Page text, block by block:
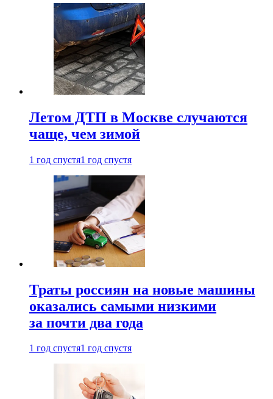
Летом ДТП в Москве случаются
чаще, чем зимой
1 год спустя1 год спустя
Траты россиян на новые машины
оказались самыми низкими
за почти два года
1 год спустя1 год спустя